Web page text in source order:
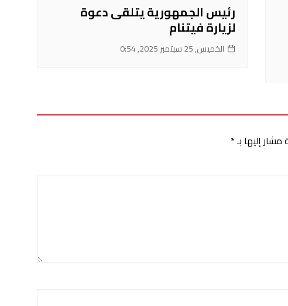
رئيس الجمهورية يتلقى دعوة
لزيارة فيتنام
الخميس, 25 سبتمبر 2025, 0:54
مشار إليها بـ*